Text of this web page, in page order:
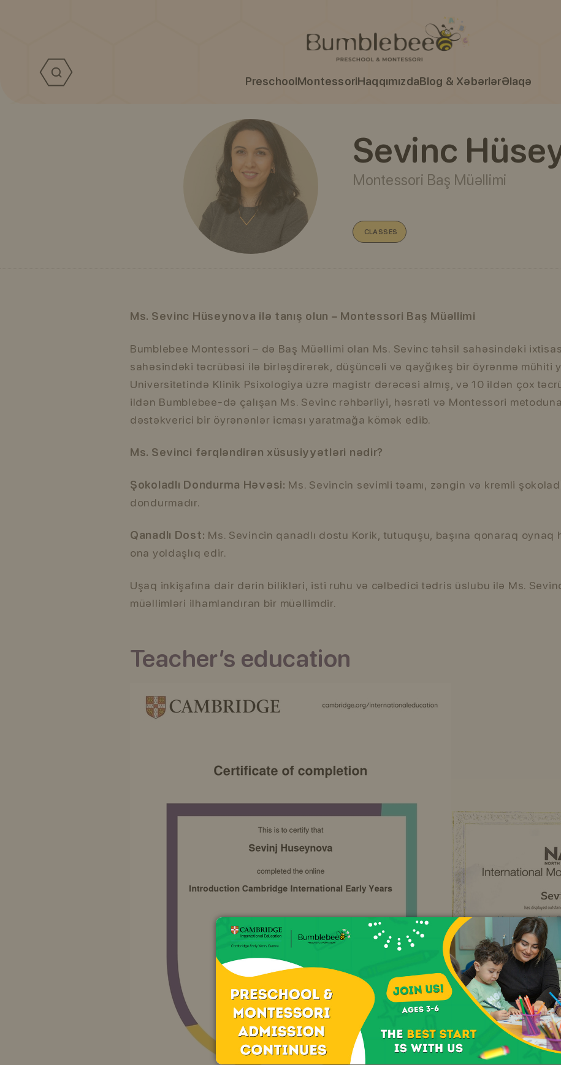
PreschoolMontessoriHaqqımızdaBlog & XəbərlərƏlaqə
Sevinc
Montessori Baş Müəllimi
CLASSES
Ms. Sevinc Hüseynova ilə tanış olun – Montessori Baş Müəllimi
Bumblebee Montessori – də Baş Müəllimi olan Ms. Sevinc təhsil sahəsindəki
sahəsindəki təcrübəsi ilə birləşdirərək, düşüncəli və qayğıkeş bir öyrənmə mühiti
Universitetində Klinik Psixologiya üzrə magistr dərəcəsi almış, və 10 ildən çox
ildən Bumblebee-də çalışan Ms. Sevinc rəhbərliyi, həsrəti və Montessori
dəstəkverici bir öyrənənlər icması yaratmağa kömək edib.
Ms. Sevinci fərqləndirən xüsusiyyətləri nədir?
Şokoladlı Dondurma Həvəsi: Ms. Sevincin sevimli təamı, zəngin və kremli
dondurmadır.
Qanadlı Dost: Ms. Sevincin qanadlı dostu Korik, tutuquşu, başına qonaraq oynaq
ona yoldaşlıq edir.
Uşaq inkişafına dair dərin bilikləri, isti ruhu və cəlbedici tədris üslubu ilə Ms.
müəllimləri ilhamlandıran bir müəllimdir.
Teacher’s education